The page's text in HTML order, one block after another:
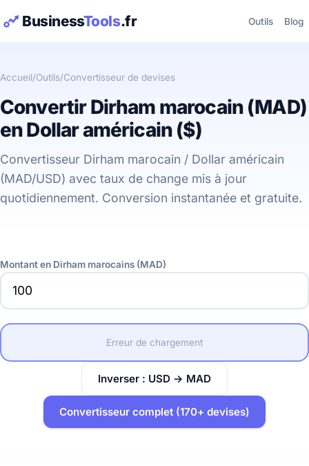
BusinessTools.fr Outils Blog
Accueil/Outils/Convertisseur de devises
Convertir Dirham marocain (MAD)
en Dollar américain ($)
Convertisseur Dirham marocain / Dollar américain
(MAD/USD) avec taux de change mis à jour
quotidiennement. Conversion instantanée et gratuite.
Montant en Dirham marocains (MAD)
Erreur de chargement
Inverser : USD → MAD
Convertisseur complet (170+ devises)